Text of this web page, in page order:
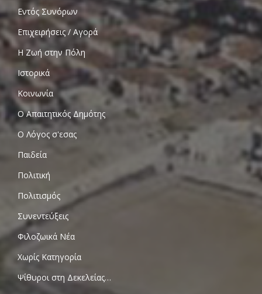
Εντός Συνόρων
Επιχειρήσεις / Αγορά
Η Ζωή στην Πόλη
Ιστορικά
Κοινωνία
Ο Απαιτητικός Δημότης
Ο Λόγος σ'εσας
Παιδεία
Πολιτική
Πολιτισμός
Συνεντεύξεις
Φιλοζωικά Νέα
Χωρίς Κατηγορία
Ψίθυροι στη Δεκελείας…